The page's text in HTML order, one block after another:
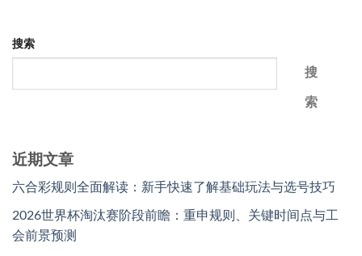
搜索
搜
索
近期文章
六合彩规则全面解读：新手快速了解基础玩法与选号技巧
2026世界杯淘汰赛阶段前瞻：重申规则、关键时间点与工
会前景预测